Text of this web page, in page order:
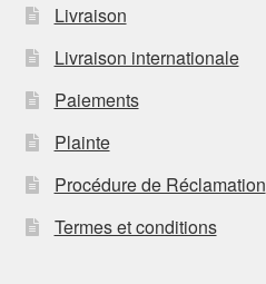
Livraison
Livraison internationale
Paiements
Plainte
Procédure de Réclamation
Termes et conditions